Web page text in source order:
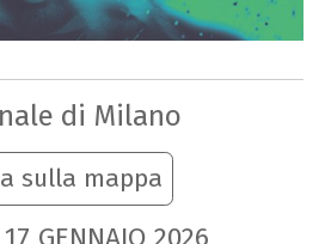
di Milano
sulla mappa
17 GENNAIO 2026